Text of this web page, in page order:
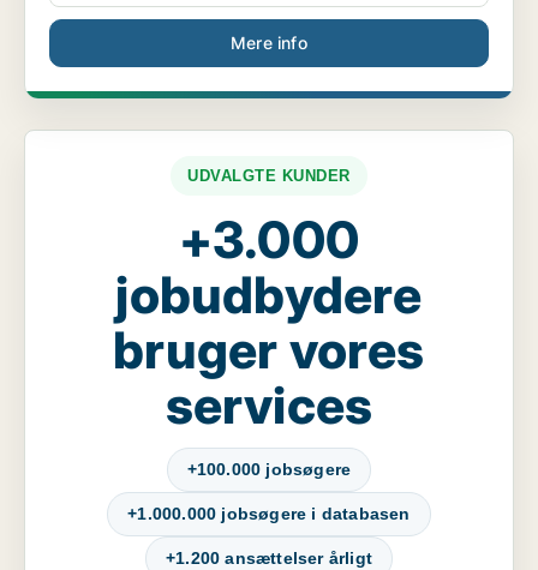
Mere info
UDVALGTE KUNDER
+3.000
jobudbydere
bruger vores
services
+100.000 jobsøgere
+1.000.000 jobsøgere i databasen
+1.200 ansættelser årligt